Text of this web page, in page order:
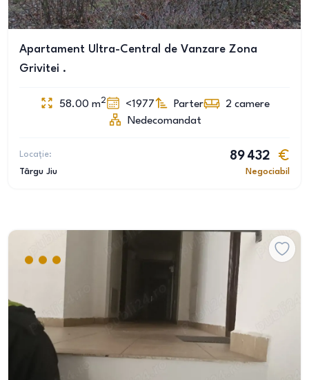
Apartament Ultra-Central de Vanzare Zona
Grivitei .
58.00 m2 <1977 Parter 2 camere
Nedecomandat
Locație:
Târgu Jiu
89 432
Negociabil